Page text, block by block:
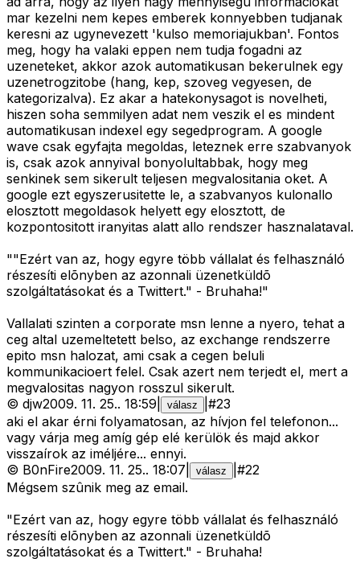
mar kezelni nem kepes emberek konnyebben tudjanak
keresni az ugynevezett 'kulso memoriajukban'. Fontos
meg, hogy ha valaki eppen nem tudja fogadni az
uzeneteket, akkor azok automatikusan bekerulnek egy
uzenetrogzitobe (hang, kep, szoveg vegyesen, de
kategorizalva). Ez akar a hatekonysagot is novelheti,
hiszen soha semmilyen adat nem veszik el es mindent
automatikusan indexel egy segedprogram. A google
wave csak egyfajta megoldas, leteznek erre szabvanyok
is, csak azok annyival bonyolultabbak, hogy meg
senkinek sem sikerult teljesen megvalositania oket. A
google ezt egyszerusitette le, a szabvanyos kulonallo
elosztott megoldasok helyett egy elosztott, de
kozpontositott iranyitas alatt allo rendszer hasznalataval.
""Ezért van az, hogy egyre több vállalat és felhasználó
részesíti elõnyben az azonnali üzenetküldõ
szolgáltatásokat és a Twittert." - Bruhaha!"
Vallalati szinten a corporate msn lenne a nyero, tehat a
ceg altal uzemeltetett belso, az exchange rendszerre
epito msn halozat, ami csak a cegen beluli
kommunikacioert felel. Csak azert nem terjedt el, mert a
megvalositas nagyon rosszul sikerult.
© djw2009. 11. 25.. 18:59 válasz #23
aki el akar érni folyamatosan, az hívjon fel telefonon...
vagy várja meg amíg gép elé kerülök és majd akkor
visszaírok az iméljére... ennyi.
© B0nFire2009. 11. 25.. 18:07 válasz #22
Mégsem szûnik meg az email.
"Ezért van az, hogy egyre több vállalat és felhasználó
részesíti elõnyben az azonnali üzenetküldõ
szolgáltatásokat és a Twittert." - Bruhaha!